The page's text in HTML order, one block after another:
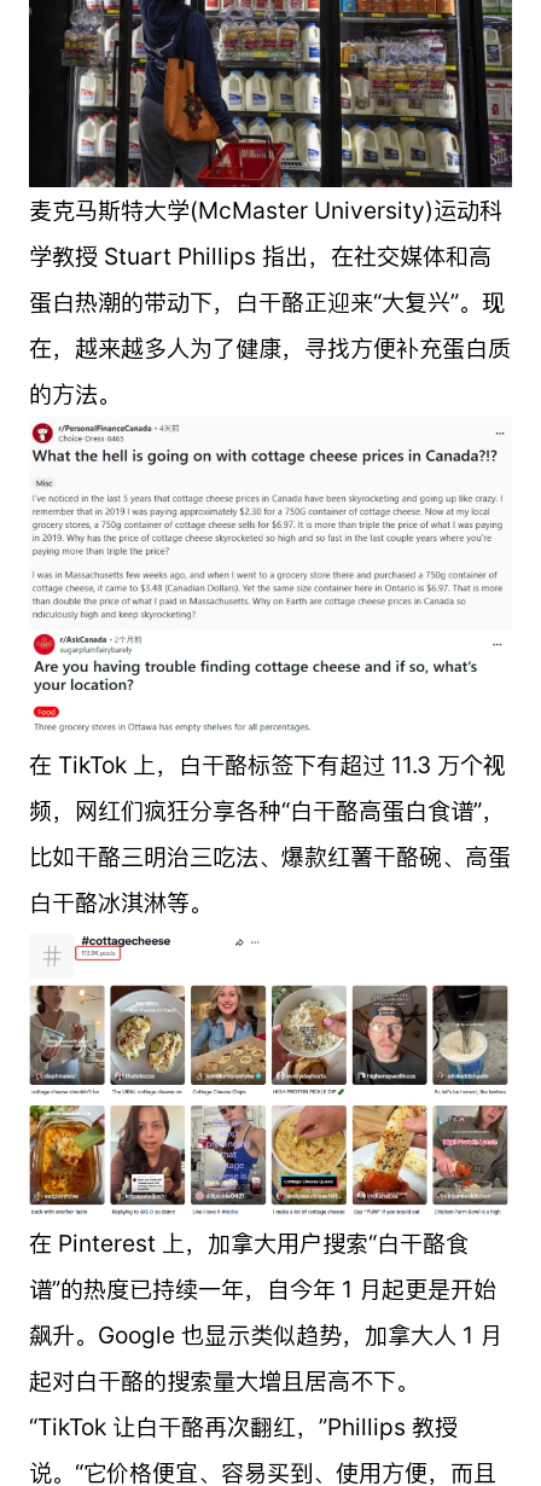
麦克马斯特大学(McMaster University)运动科
学教授 Stuart Phillips 指出，在社交媒体和高
蛋白热潮的带动下，白干酪正迎来“大复兴”。现
在，越来越多人为了健康，寻找方便补充蛋白质
的方法。
在 TikTok 上，白干酪标签下有超过 11.3 万个视
频，网红们疯狂分享各种“白干酪高蛋白食谱”，
比如干酪三明治三吃法、爆款红薯干酪碗、高蛋
白干酪冰淇淋等。
在 Pinterest 上，加拿大用户搜索“白干酪食
谱”的热度已持续一年，自今年 1 月起更是开始
飙升。Google 也显示类似趋势，加拿大人 1 月
起对白干酪的搜索量大增且居高不下。
“TikTok 让白干酪再次翻红，”Phillips 教授
说。“它价格便宜、容易买到、使用方便，而且